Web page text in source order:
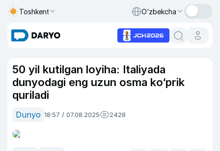
Toshkent O‘zbekcha
50 yil kutilgan loyiha: Italiyada
dunyodagi eng uzun osma ko‘prik
quriladi
Dunyo 18:57 / 07.08.2025 2428